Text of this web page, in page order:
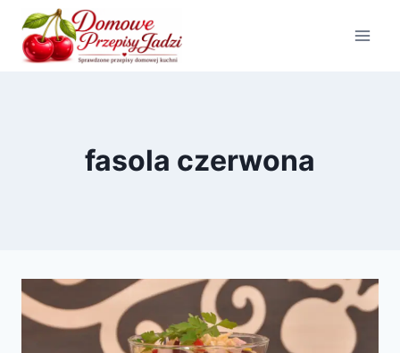
Przejdź
treści
fasola czerwona